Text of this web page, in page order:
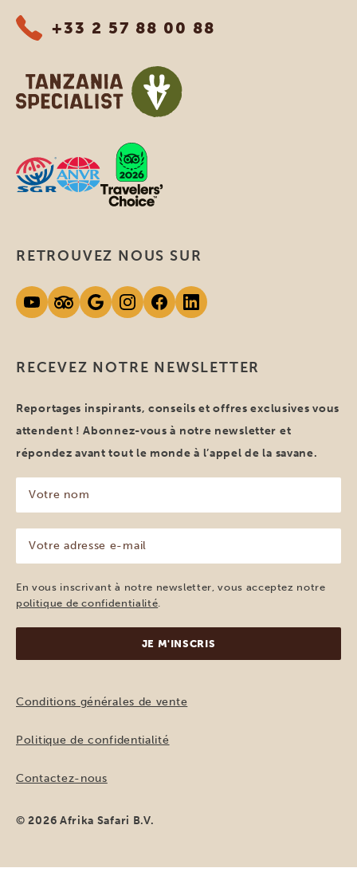
+33 2 57 88 00 88
RECEVEZ NOTRE NEWSLETTER
Reportages inspirants, conseils et offres exclusives vous
attendent ! Abonnez-vous à notre newsletter et
répondez avant tout le monde à l’appel de la savane.
nom
(Nécessaire)
adresse
e-
mail
(Nécessaire)
En vous inscrivant à notre newsletter, vous acceptez notre
politique de confidentialité.
RETROUVEZ NOUS SUR
Conditions générales de vente
Politique de confidentialité
Contactez-nous
© 2026 Afrika Safari B.V.